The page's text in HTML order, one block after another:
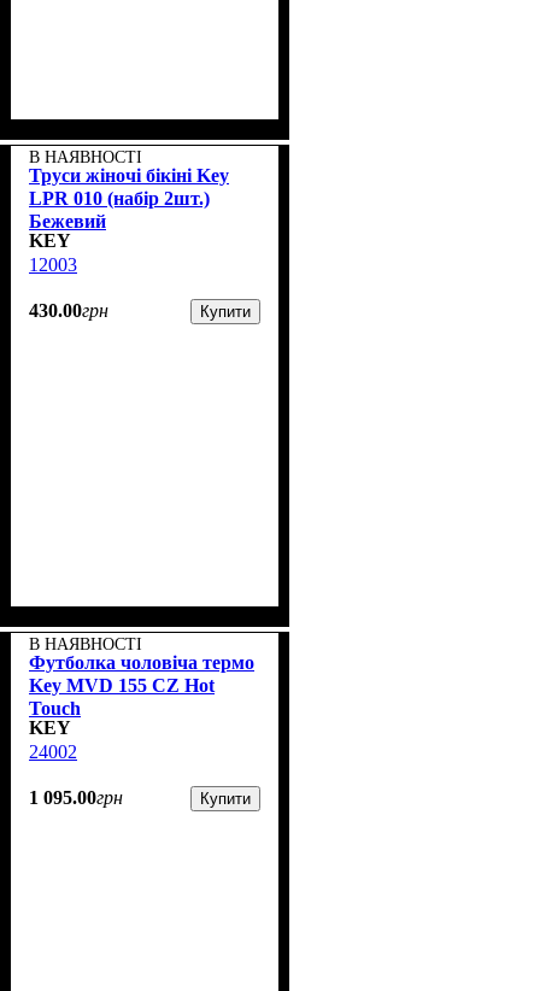
В НАЯВНОСТІ
Труси жіночі бікіні Key
LPR 010 (набір 2шт.)
Бежевий
KEY
12003
430.00грн Купити
В НАЯВНОСТІ
Футболка чоловіча термо
Key MVD 155 CZ Hot
Touch
KEY
24002
1 095.00грн Купити